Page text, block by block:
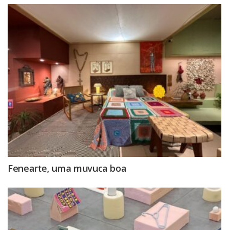
Fenearte, uma muvuca boa